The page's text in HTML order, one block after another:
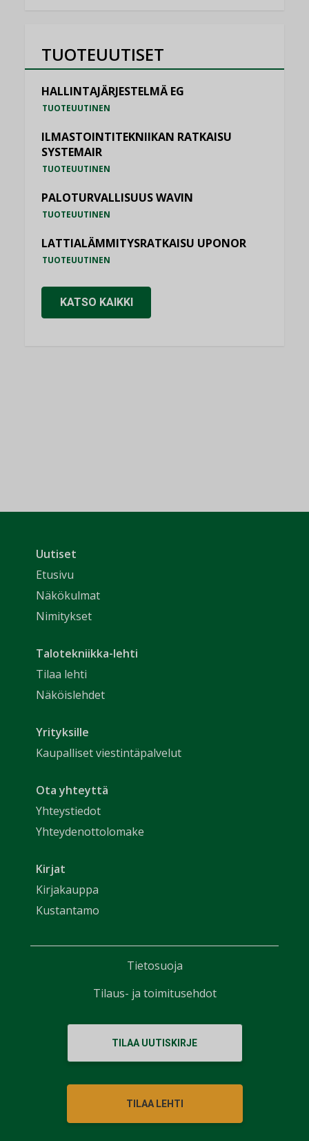
TUOTEUUTISET
HALLINTAJÄRJESTELMÄ EG
TUOTEUUTINEN
ILMASTOINTITEKNIIKAN RATKAISU
SYSTEMAIR
TUOTEUUTINEN
PALOTURVALLISUUS WAVIN
TUOTEUUTINEN
LATTIALÄMMITYSRATKAISU UPONOR
TUOTEUUTINEN
KATSO KAIKKI
Uutiset
Etusivu
Näkökulmat
Nimitykset
Talotekniikka-lehti
Tilaa lehti
Näköislehdet
Yrityksille
Kaupalliset viestintäpalvelut
Ota yhteyttä
Yhteystiedot
Yhteydenottolomake
Kirjat
Kirjakauppa
Kustantamo
TILAA UUTISKIRJE
TILAA LEHTI
Tietosuoja
Tilaus- ja toimitusehdot